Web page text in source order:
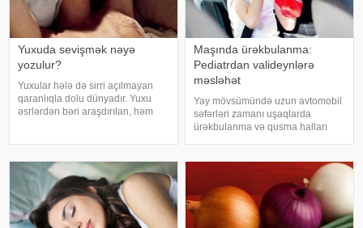
Yuxuda sevişmək nəyə
yozulur?
Yuxular hələ də sirri açılmayan
qaranlıqla dolu dünyadır. Yuxu
əsrlərdən bəri araşdırılan, həm
rəngarəng yuxular bəzən də
cinsəlikl
Maşında ürəkbulanma:
Pediatrdan valideynlərə
məsləhət
Yay mövsümündə uzun avtomobil
səfərləri zamanı uşaqlarda
ürəkbulanma və qusma halları
beynin gözlərdən və bədənin
hərəkətindən gələn siqnallar
arasındakı uyğunsuzluqda